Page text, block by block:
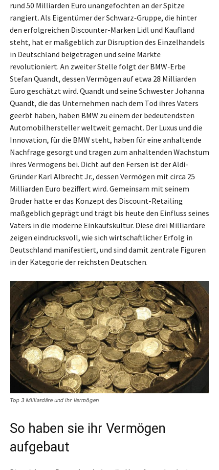
rund 50 Milliarden Euro unangefochten an der Spitze
rangiert. Als Eigentümer der Schwarz-Gruppe, die hinter
den erfolgreichen Discounter-Marken Lidl und Kaufland
steht, hat er maßgeblich zur Disruption des Einzelhandels
in Deutschland beigetragen und seine Märkte
revolutioniert. An zweiter Stelle folgt der BMW-Erbe
Stefan Quandt, dessen Vermögen auf etwa 28 Milliarden
Euro geschätzt wird. Quandt und seine Schwester Johanna
Quandt, die das Unternehmen nach dem Tod ihres Vaters
geerbt haben, haben BMW zu einem der bedeutendsten
Automobilhersteller weltweit gemacht. Der Luxus und die
Innovation, für die BMW steht, haben für eine anhaltende
Nachfrage gesorgt und tragen zum anhaltenden Wachstum
ihres Vermögens bei. Dicht auf den Fersen ist der Aldi-
Gründer Karl Albrecht Jr., dessen Vermögen mit circa 25
Milliarden Euro beziffert wird. Gemeinsam mit seinem
Bruder hatte er das Konzept des Discount-Retailing
maßgeblich geprägt und trägt bis heute den Einfluss seines
Vaters in die moderne Einkaufskultur. Diese drei Milliardäre
zeigen eindrucksvoll, wie sich wirtschaftlicher Erfolg in
Deutschland manifestiert, und sind damit zentrale Figuren
in der Kategorie der reichsten Deutschen.
Top 3 Milliardäre und ihr Vermögen
So haben sie ihr Vermögen
aufgebaut